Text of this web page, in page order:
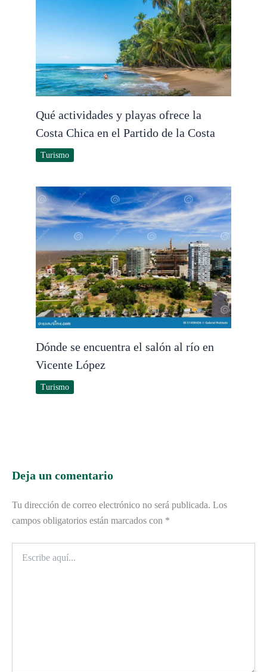
Qué actividades y playas ofrece la
Costa Chica en el Partido de la Costa
Turismo
Dónde se encuentra el salón al río en
Vicente López
Turismo
Deja un comentario
Tu dirección de correo electrónico no será publicada. Los
campos obligatorios están marcados con *
aquí...